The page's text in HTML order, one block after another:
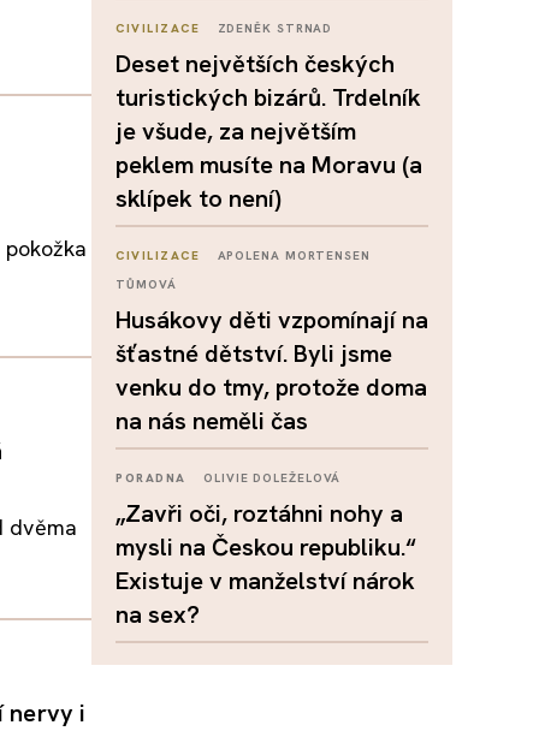
dvěma
nervy i
CIVILIZACE ZDENĚK STRNAD
Deset největších českých
turistických bizárů. Trdelník
je všude, za největším
peklem musíte na Moravu (a
sklípek to není)
CIVILIZACE
APOLENA MORTENSEN
TŮMOVÁ
Husákovy děti vzpomínají na
šťastné dětství. Byli jsme
venku do tmy, protože doma
na nás neměli čas
PORADNA OLIVIE DOLEŽELOVÁ
„Zavři oči, roztáhni nohy a
mysli na Českou republiku.“
Existuje v manželství nárok
na sex?